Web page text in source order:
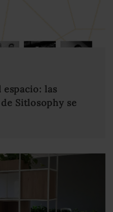
espacio: las
Sitlosophy se